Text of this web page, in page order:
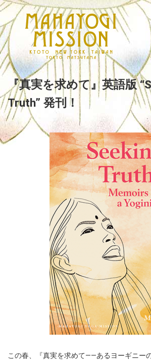
『真実を求めて』英語版
Truth” 発刊！
この春、『真実を求めて――あるヨーギニー